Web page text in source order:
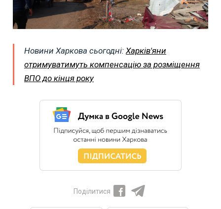
Новини Харкова сьогодні: Харків'яни
отримуватимуть компенсацію за розміщення
ВПО до кінця року
Поділитися